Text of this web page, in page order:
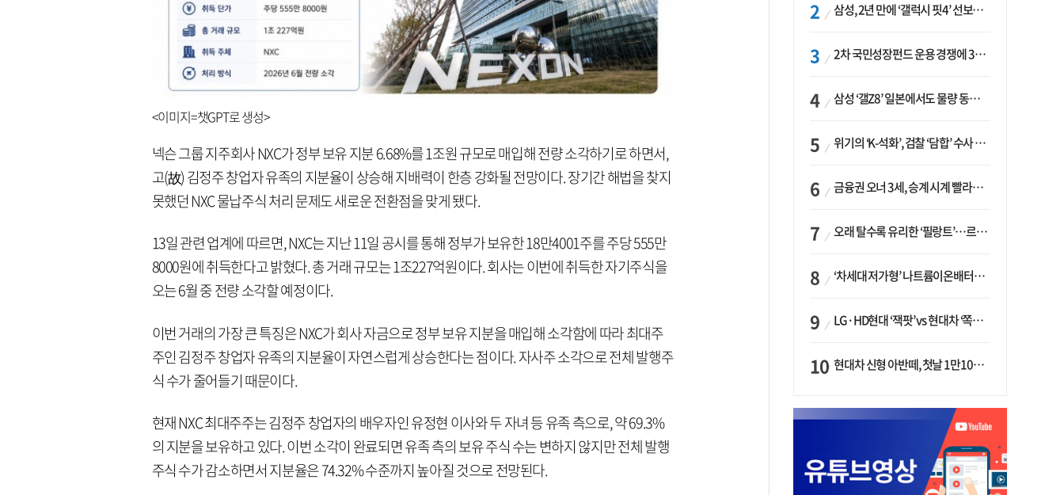
<이미지=챗GPT로 생성>
넥슨 그룹 지주회사 NXC가 정부 보유 지분 6.68%를 1조원 규모로 매입해 전량 소각하기로 하면서,
고(故) 김정주 창업자 유족의 지분율이 상승해 지배력이 한층 강화될 전망이다. 장기간 해법을 찾지
못했던 NXC 물납주식 처리 문제도 새로운 전환점을 맞게 됐다.
13일 관련 업계에 따르면, NXC는 지난 11일 공시를 통해 정부가 보유한 18만4001주를 주당 555만
8000원에 취득한다고 밝혔다. 총 거래 규모는 1조227억원이다. 회사는 이번에 취득한 자기주식을
오는 6월 중 전량 소각할 예정이다.
이번 거래의 가장 큰 특징은 NXC가 회사 자금으로 정부 보유 지분을 매입해 소각함에 따라 최대주
주인 김정주 창업자 유족의 지분율이 자연스럽게 상승한다는 점이다. 자사주 소각으로 전체 발행주
식 수가 줄어들기 때문이다.
현재 NXC 최대주주는 김정주 창업자의 배우자인 유정현 이사와 두 자녀 등 유족 측으로, 약 69.3%
의 지분을 보유하고 있다. 이번 소각이 완료되면 유족 측의 보유 주식 수는 변하지 않지만 전체 발행
주식 수가 감소하면서 지분율은 74.32% 수준까지 높아질 것으로 전망된다.
삼성, 2년 만에 ‘갤럭시 핏4’ 선보이나…웨어러블 생태계 확장 ‘시동’
2차 국민성장펀드 운용 경쟁에 33개사 몰렸다…신한·하나 등 새 얼굴 대거 합류
삼성 ‘갤Z8’ 일본에서도 물량 동났다…애플 참전 앞두고 선두 수성 ‘시험대’
위기의 ‘K-석화’, 검찰 ‘담합’ 수사 착수…“LG·한화·롯데 등 7개 업체, 8개 제품 가격 담합”
금융권 오너 3세, 승계 시계 빨라지나…한국투자 ‘속도’·미래에셋·메리츠는 ‘거리두기’
오래 탈수록 유리한 ‘필랑트’…르노코리아, 5년 뒤 잔존가치 53% 보장
‘차세대 저가형’ 나트륨이온배터리 시대 오나…LG화학·에코프로, 상용화 속도낸다
LG·HD현대 ‘잭팟’ vs 현대차 ‘쪽박’…글로벌 사모펀드, 韓 대기업 투자 ‘희비’
현대차 신형 아반떼, 첫날 1만1094대 계약…역대 최고치 경신